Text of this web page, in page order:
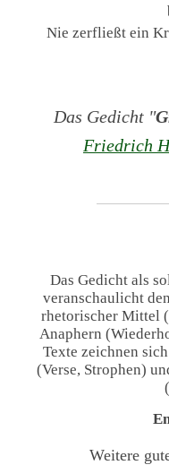
Nie zerfließt ein
Das Gedicht "
Friedrich
Das Gedicht als
veranschaulicht
rhetorischer Mittel
Anaphern
Texte zeichnen
(Verse, Strophen)
Weitere